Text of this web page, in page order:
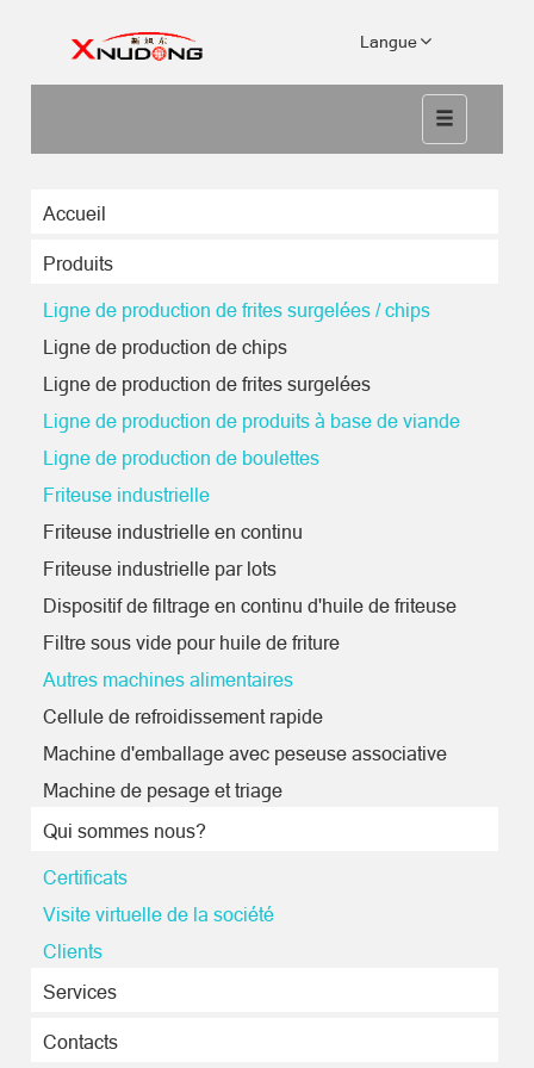
Langue
Accueil
Produits
Ligne de production de frites surgelées / chips
Ligne de production de chips
Ligne de production de frites surgelées
Ligne de production de produits à base de viande
Ligne de production de boulettes
Friteuse industrielle
Friteuse industrielle en continu
Friteuse industrielle par lots
Dispositif de filtrage en continu d'huile de friteuse
Filtre sous vide pour huile de friture
Autres machines alimentaires
Cellule de refroidissement rapide
Machine d'emballage avec peseuse associative
Machine de pesage et triage
Qui sommes nous?
Certificats
Visite virtuelle de la société
Clients
Services
Contacts